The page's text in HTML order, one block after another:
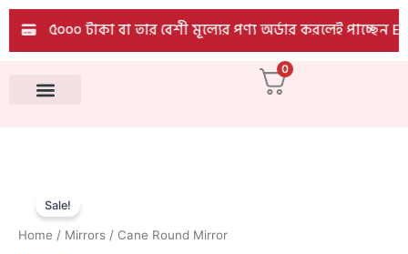
Skip
content
৫০০০ টাকা বা তার বেশী মূল্যের পণ্য অর্ডার করলেই পাচ্ছেন
0
Sale!
Home / Mirrors / Cane Round Mirror
price
Round
Mirror
quantity
quantity